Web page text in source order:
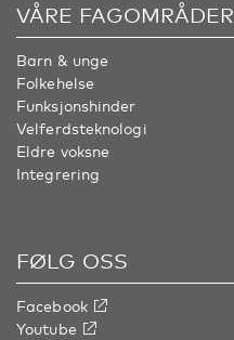
VÅRE FAGOMRÅDER
Barn & unge
Folkehelse
Funksjonshinder
Velferdsteknologi
Eldre voksne
Integrering
FØLG OSS
Facebook
Youtube